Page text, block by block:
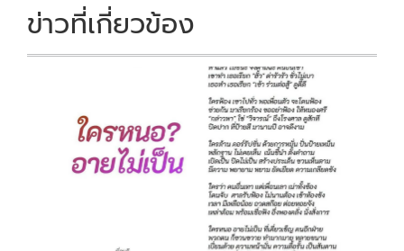
ข่าวที่เกี่ยวข้อง